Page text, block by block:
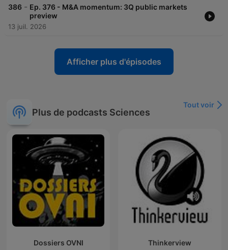
386 - Ep. 376 - M&A momentum: 3Q public markets
preview
13 juil. 2026
Afficher plus d'épisodes
Plus de podcasts Sciences
Tout voir
Dossiers OVNI Thinkerview